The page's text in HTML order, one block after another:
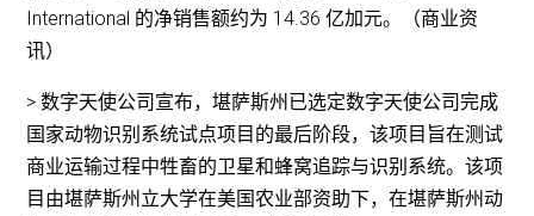
International 的净销售额约为 14.36 亿加元。（商业资
讯）
> 数字天使公司宣布，堪萨斯州已选定数字天使公司完成
国家动物识别系统试点项目的最后阶段，该项目旨在测试
商业运输过程中牲畜的卫星和蜂窝追踪与识别系统。该项
目由堪萨斯州立大学在美国农业部资助下，在堪萨斯州动